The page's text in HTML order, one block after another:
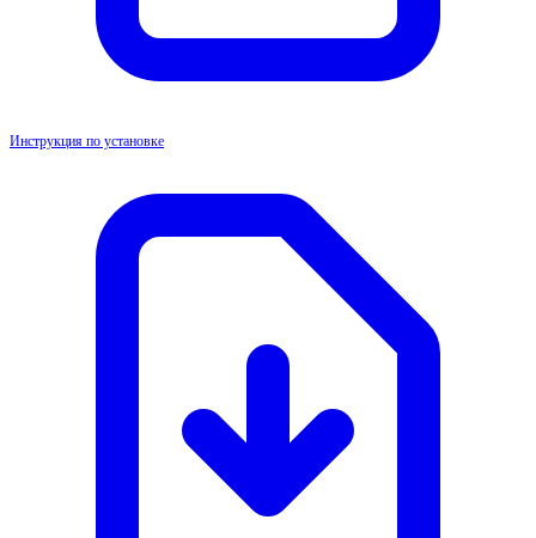
Инструкция по установке